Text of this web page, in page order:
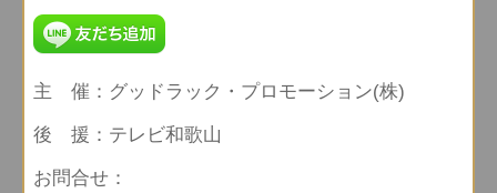
主 催：グッドラック・プロモーション(株)
後 援：テレビ和歌山
お問合せ：